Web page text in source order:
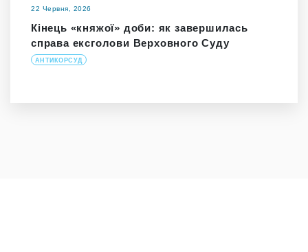
22 Червня, 2026
Кінець «княжої» доби: як завершилась
справа ексголови Верховного Суду
АНТИКОРСУД